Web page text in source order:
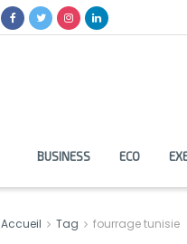
BUSINESS ECO
Accueil Tag fourrage tunisie